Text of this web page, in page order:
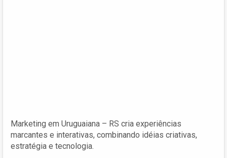
Marketing em Uruguaiana – RS cria experiências
marcantes e interativas, combinando idéias criativas,
estratégia e tecnologia.